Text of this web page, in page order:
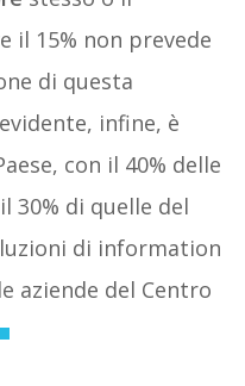
il 15% non prevede
di questa
infine, è
con il 40% delle
30% di quelle del
di information
aziende del Centro